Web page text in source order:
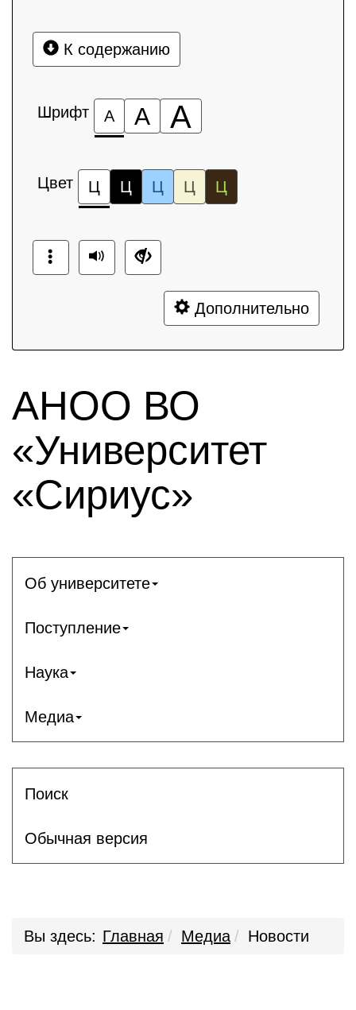
К содержанию
Шрифт А А А
Цвет Ц Ц Ц Ц Ц
Дополнительно
АНОО ВО
«Университет
«Сириус»
Об университете
Поступление
Наука
Медиа
Поиск
Обычная версия
Вы здесь: Главная Медиа Новости